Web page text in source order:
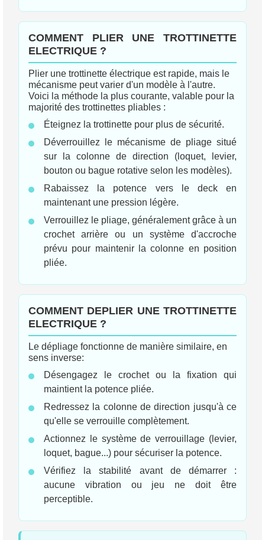
COMMENT PLIER UNE TROTTINETTE
ELECTRIQUE ?
Plier une trottinette électrique est rapide, mais le
mécanisme peut varier d'un modèle à l'autre.
Voici la méthode la plus courante, valable pour la
majorité des trottinettes pliables :
Éteignez la trottinette pour plus de sécurité.
Déverrouillez le mécanisme de pliage situé
sur la colonne de direction (loquet, levier,
bouton ou bague rotative selon les modèles).
Rabaissez la potence vers le deck en
maintenant une pression légère.
Verrouillez le pliage, généralement grâce à un
crochet arrière ou un système d'accroche
prévu pour maintenir la colonne en position
pliée.
COMMENT DEPLIER UNE TROTTINETTE
ELECTRIQUE ?
Le dépliage fonctionne de manière similaire, en
sens inverse:
Désengagez le crochet ou la fixation qui
maintient la potence pliée.
Redressez la colonne de direction jusqu'à ce
qu'elle se verrouille complètement.
Actionnez le système de verrouillage (levier,
loquet, bague...) pour sécuriser la potence.
Vérifiez la stabilité avant de démarrer :
aucune vibration ou jeu ne doit être
perceptible.